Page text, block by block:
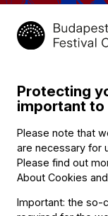
September
16–28
…
Protecting
important to
Please note that
are necessary for
Please find out
About Cookies
Important: the so-